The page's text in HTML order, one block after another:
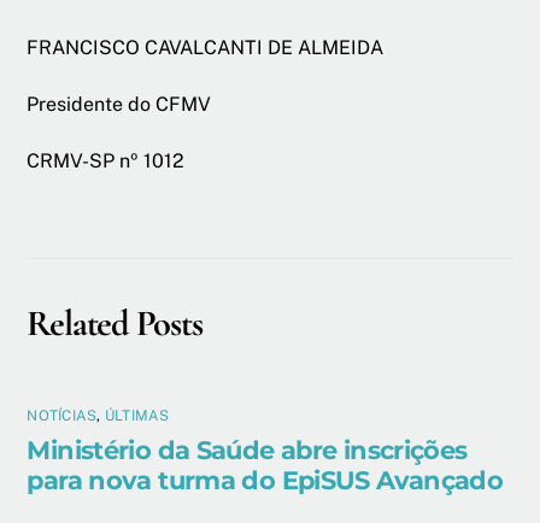
FRANCISCO CAVALCANTI DE ALMEIDA
Presidente do CFMV
CRMV-SP nº 1012
Related Posts
NOTÍCIAS, ÚLTIMAS
Ministério da Saúde abre inscrições
para nova turma do EpiSUS Avançado